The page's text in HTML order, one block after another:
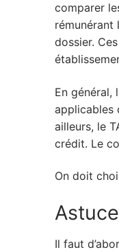
comparer
rémunérant
dossier.
En général,
applicables
ailleurs, le
crédit. Le
On doit
Il faut